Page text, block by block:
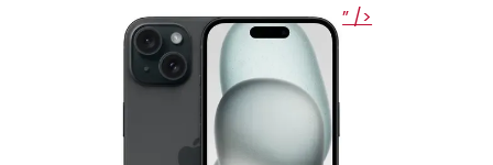
” />